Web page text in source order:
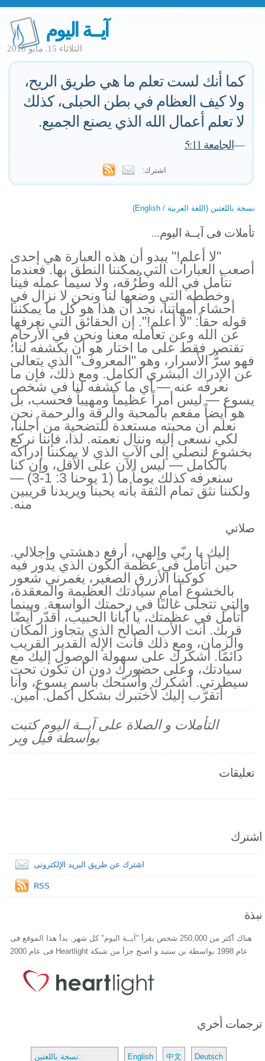
آيــة اليوم
الثلاثاء 15. مايو 2018
كما أنك لست تعلم ما هي طريق الريح،
ولا كيف العظام في بطن الحبلى، كذلك
لا تعلم أعمال الله الذي يصنع الجميع.
—الجامعة 5:11
اشترك:
نسخة باللغتين (اللغة العربية / English)
تأملات فى آيــة اليوم...
"لا أعلم!" يبدو أن هذه العبارة هي إحدى
أصعب العبارات التي يمكننا النطق بها. فعندما
نتأمل في الله وطُرُقه، ولا سيما عمله فينا
وخططه التي وضعها لنا ونحن لا نزال في
أحشاء أمهاتنا، نجد أن هذا هو كل ما يمكننا
قوله حقاً: "لا أعلم!". إن الحقائق التي نعرفها
عن الله وعن تعامله معنا ونحن في الأرحام
تقتصر فقط على ما اختار هو أن يكشفه لنا؛
فهو سرُّ الأسرار، وهو "المعروف" الذي يتعالى
عن الإدراك البشري الكامل. ومع ذلك، فإن ما
نعرفه عنه — أي ما كشفه لنا في شخص
يسوع — ليس أمراً عظيماً ومهيباً فحسب، بل
هو أيضاً مفعم بالمحبة والرقة والرحمة. نحن
نعلم أن محبته مستعدة للتضحية من أجلنا،
لكي نسعى إليه وننال نعمته. لذا، فإننا نركع
بخشوع لنصلي إلى الآب الذي لا يمكننا إدراكه
بالكامل — ليس الآن على الأقل، وإن كنا
سنعرفه كذلك يوماً ما (1 يوحنا 3: 1-3) —
ولكننا نثق تمام الثقة بأنه يحبنا ويريدنا قريبين
منه.
صلاتي
إليك يا ربّي وإلهي، أرفع دهشتي وإجلالي.
حين أتأمل في عظمة الكون الذي يدور فيه
كوكبنا الأزرق الصغير، يغمرني شعور
بالخشوع أمام سيادتك العظيمة والمعقدة،
والتي تتجلى غالبًا في رحمتك الواسعة. وبينما
أتأمل في عظمتك، يا أبانا الحبيب، أُقدّر أيضًا
قربك. أنت الأب الصالح الذي يتجاوز المكان
والزمان، ومع ذلك فأنت الإله القدير القريب
دائمًا. أشكرك على سهولة الوصول إليك مع
سيادتك، وعلى حضورك دون أن تكون تحت
سيطرتي. أشكرك وأُسبّحك باسم يسوع، وأنا
أتقرّب إليك لأختبرك بشكل أكمل. آمين.
التأملات و الصلاة على آيــة اليوم كتبت
بواسطة فيل وير
تعليقات
اشترك
اشترك عن طريق البريد الإلكترونى
RSS
نبذة
هناك أكثر من 250,000 شخص يقرأ "آيــة اليوم" كل شهر. بدأ هذا الموقع فى
عام 1998 بواسطة بن ستيد و أصبح جزأ من شبكة Heartlight فى عام 2000
ترجمات أخري
نسخة باللغتين: English 中文 Deutsch